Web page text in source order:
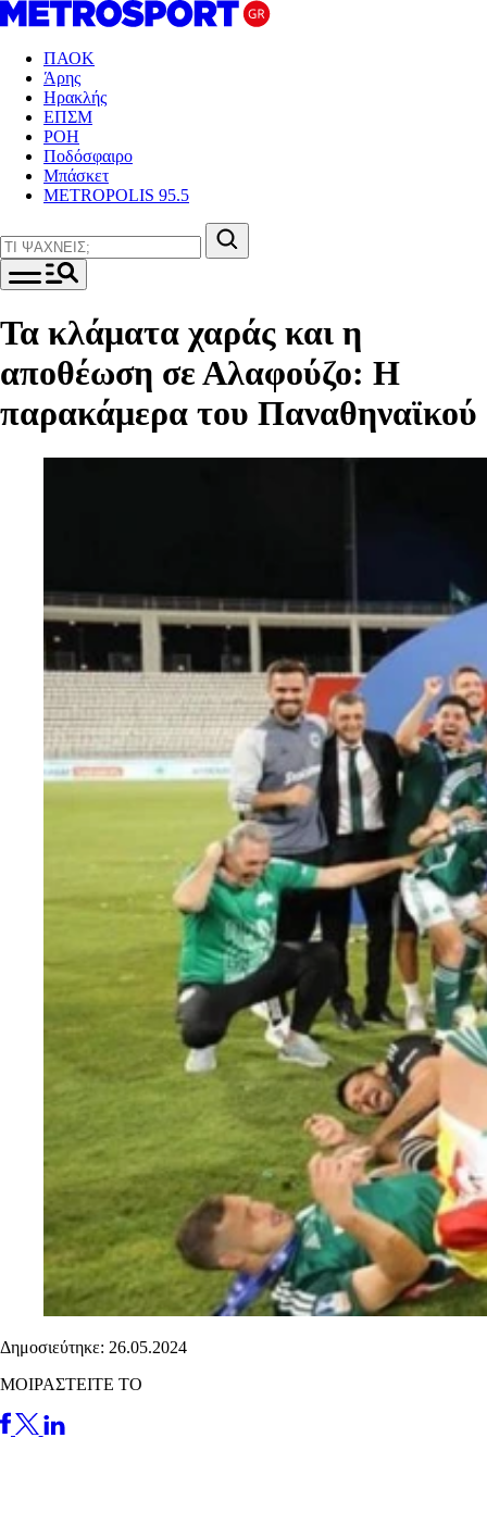
ΠΑΟΚ
Άρης
Ηρακλής
ΕΠΣΜ
ΡΟΗ
Ποδόσφαιρο
Μπάσκετ
METROPOLIS 95.5
Τα κλάματα χαράς και η
αποθέωση σε Αλαφούζο: H
παρακάμερα του Παναθηναϊκού
Δημοσιεύτηκε: 26.05.2024
ΜΟΙΡΑΣΤΕΙΤΕ ΤΟ